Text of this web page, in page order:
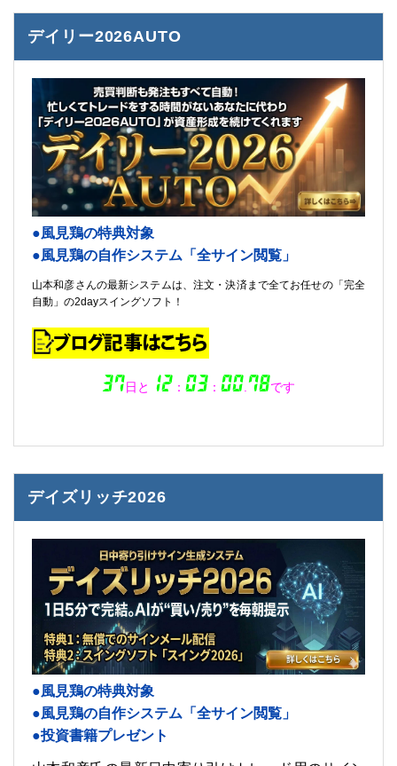
デイリー2026AUTO
●風見鶏の特典対象
●風見鶏の自作システム「全サイン閲覧」
山本和彦さんの最新システムは、注文・決済まで全てお任せの「完全
自動」の2dayスイングソフト！
デイズリッチ2026
●風見鶏の特典対象
●風見鶏の自作システム「全サイン閲覧」
●投資書籍プレゼント